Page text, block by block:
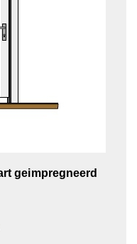
geimpregneerd